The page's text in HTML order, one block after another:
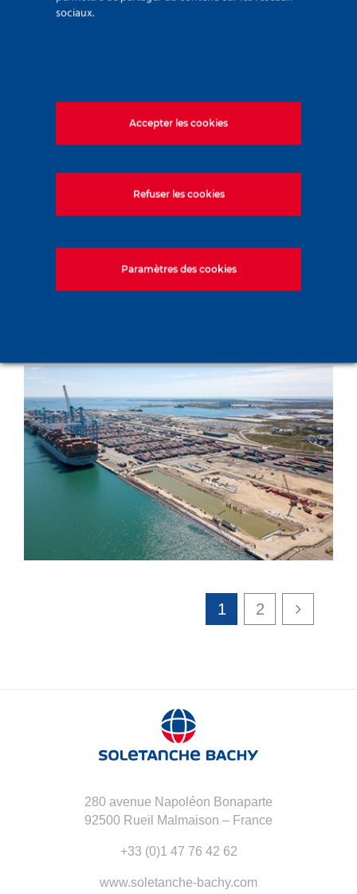
Ouvrages ferroviaires
Ouvrages maritimes
1 2
280 avenue Napoléon Bonaparte
92500 Rueil Malmaison – France
+33 (0)1 47 76 42 62
www.soletanche-bachy.com
sociaux.
Accepter les cookies
Refuser les cookies
Paramètres des cookies